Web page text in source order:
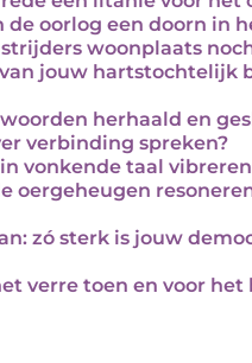
de oorlog een doorn in
woonplaats
jouw hartstochtelijk
herhaald en
verbinding spreken?
vonkende taal vibreren
oergeheugen
zó sterk is jouw
verre toen en voor het